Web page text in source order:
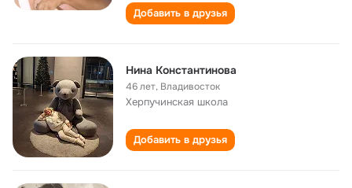
Добавить в друзья
Нина Константинова
46 лет, Владивосток
Херпучинская школа
Добавить в друзья